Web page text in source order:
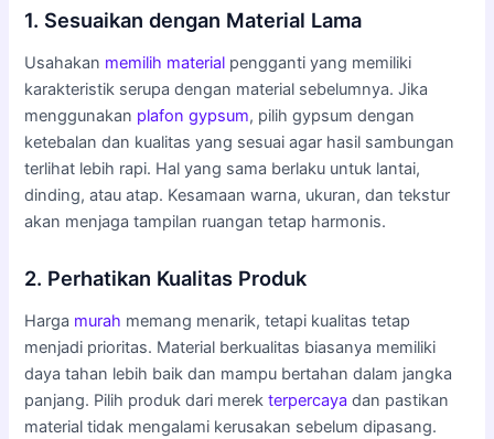
1. Sesuaikan dengan Material Lama
Usahakan memilih material pengganti yang memiliki
karakteristik serupa dengan material sebelumnya. Jika
menggunakan plafon gypsum, pilih gypsum dengan
ketebalan dan kualitas yang sesuai agar hasil sambungan
terlihat lebih rapi. Hal yang sama berlaku untuk lantai,
dinding, atau atap. Kesamaan warna, ukuran, dan tekstur
akan menjaga tampilan ruangan tetap harmonis.
2. Perhatikan Kualitas Produk
Harga murah memang menarik, tetapi kualitas tetap
menjadi prioritas. Material berkualitas biasanya memiliki
daya tahan lebih baik dan mampu bertahan dalam jangka
panjang. Pilih produk dari merekterpercaya dan pastikan
material tidak mengalami kerusakan sebelum dipasang.